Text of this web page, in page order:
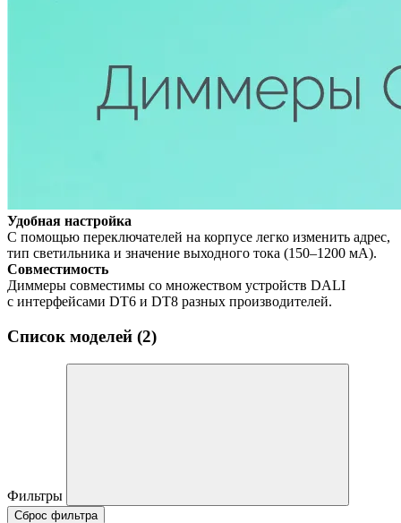
Удобная настройка
С помощью переключателей на корпусе легко изменить адрес,
тип светильника и значение выходного тока (150–1200 мА).
Совместимость
Диммеры совместимы со множеством устройств DALI
с интерфейсами DT6 и DT8 разных производителей.
Список моделей (2)
Фильтры
Сброс фильтра